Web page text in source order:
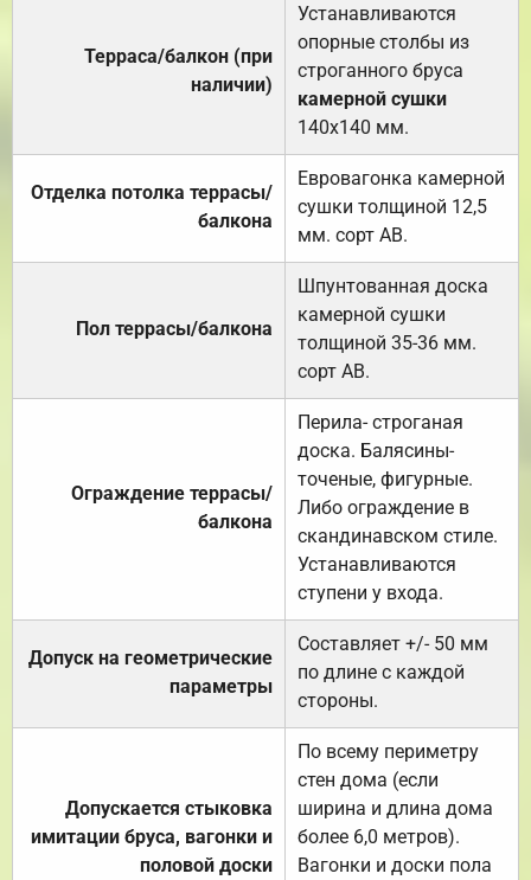
Терраса/балкон (при
наличии)
Устанавливаются
опорные столбы из
строганного бруса
камерной сушки
140х140 мм.
Отделка потолка террасы/
балкона
Евровагонка камерной
сушки толщиной 12,5
мм. сорт АВ.
Пол террасы/балкона
Шпунтованная доска
камерной сушки
толщиной 35-36 мм.
сорт АВ.
Ограждение террасы/
балкона
Перила- строганая
доска. Балясины-
точеные, фигурные.
Либо ограждение в
скандинавском стиле.
Устанавливаются
ступени у входа.
Допуск на геометрические
параметры
Составляет +/- 50 мм
по длине с каждой
стороны.
Допускается стыковка
имитации бруса, вагонки и
половой доски
По всему периметру
стен дома (если
ширина и длина дома
более 6,0 метров).
Вагонки и доски пола